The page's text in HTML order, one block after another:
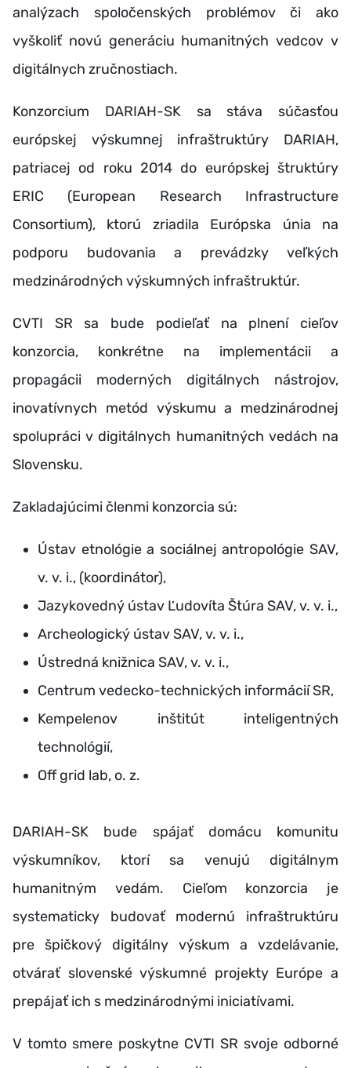
analýzach spoločenských problémov či ako
vyškoliť novú generáciu humanitných vedcov v
digitálnych zručnostiach.
Konzorcium
DARIAH-SK sa stáva súčasťou
európskej výskumnej infraštruktúry DARIAH,
patriacej od roku 2014 do európskej štruktúry
ERIC (European Research Infrastructure
Consortium), ktorú zriadila Európska únia na
podporu budovania a prevádzky veľkých
medzinárodných výskumných infraštruktúr.
CVTI SR sa bude podieľať na plnení cieľov
konzorcia, konkrétne na implementácii a
propagácii moderných digitálnych nástrojov,
inovatívnych metód výskumu a medzinárodnej
spolupráci v digitálnych humanitných vedách na
Slovensku.
Zakladajúcimi členmi konzorcia sú:
Ústav etnológie a sociálnej antropológie SAV,
v. v. i., (koordinátor),
Jazykovedný ústav Ľudovíta Štúra SAV, v. v. i.,
Archeologický ústav SAV, v. v. i.,
Ústredná knižnica SAV, v. v. i.,
Centrum vedecko-technických informácií SR,
Kempelenov inštitút inteligentných
technológií,
Off grid lab, o. z.
DARIAH-SK bude spájať domácu komunitu
výskumníkov, ktorí sa venujú digitálnym
humanitným vedám. Cieľom konzorcia je
systematicky budovať modernú infraštruktúru
pre špičkový digitálny výskum a vzdelávanie,
otvárať slovenské výskumné projekty Európe a
prepájať ich s medzinárodnými iniciatívami.
V tomto smere poskytne CVTI SR svoje odborné